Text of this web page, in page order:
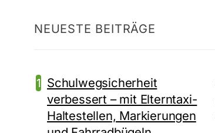
NEUESTE BEITRÄGE
Schulwegsicherheit
verbessert – mit Elterntaxi-
Haltestellen, Markierungen